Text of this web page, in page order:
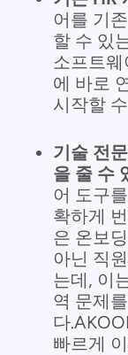
어를 기
할 수 있
소프트
에 바로
시작할
기술 전
을 줄 수
어 도구
확하게
은 온보
아닌 직
는데, 이
역 문제
다
빠르게